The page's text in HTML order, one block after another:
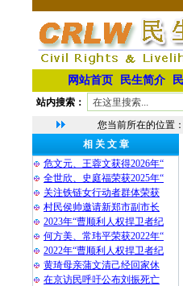
网站首页 民生简介
站内搜索：
您当前所在的位置：
相 关 文 章
危文元、王蓉文获得2026年“
全世欣、史庭福荣获2025年“
关注铁链女行动者群体荣获
村民侯帅邀请新郑市副市长
2023年“曹顺利人权捍卫者纪
何方美、常玮平荣获2022年“
2022年“曹顺利人权捍卫者纪
黄琦母亲蒲文清己经回家休
在京访民呼吁公布刘振死亡